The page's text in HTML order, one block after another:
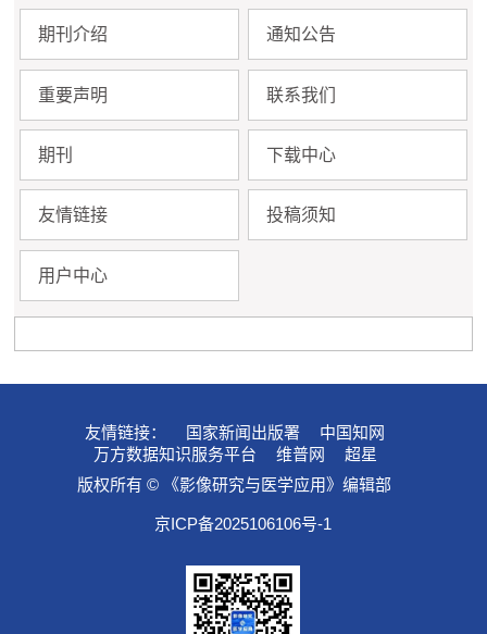
期刊介绍 通知公告
重要声明 联系我们
期刊 下载中心
友情链接 投稿须知
用户中心
友情链接： 国家新闻出版署
中国知网
万方数据知识服务平台
维普网
超星
版权所有 © 《影像研究与医学应用》编辑部
京ICP备2025106106号-1